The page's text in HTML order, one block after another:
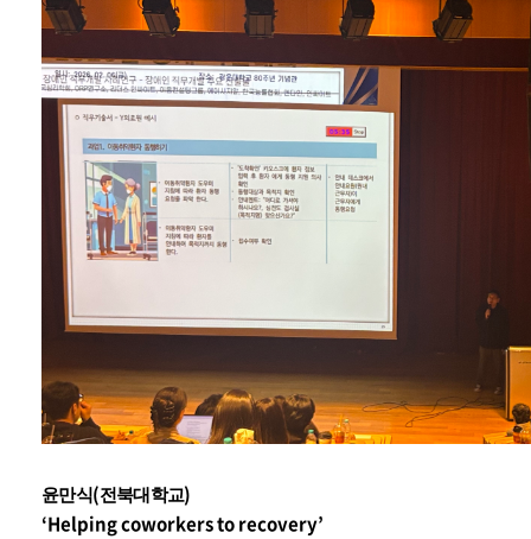
윤만식(전북대학교)
‘Helping coworkers to recovery’